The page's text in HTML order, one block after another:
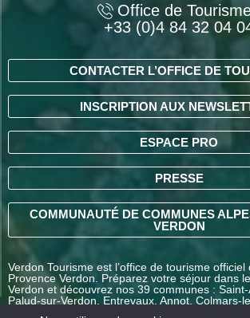
Office de
+33 (0)4 84 32 04
CONTACTER L’OFFICE DE
INSCRIPTION AUX
ESPACE PRO
PRESSE
COMMUNAUTÉ DE COMMUNES
VERDON
Verdon Tourisme est l’office de tourisme
Provence Verdon. Préparez votre séjour dans
Verdon et découvrez nos 39 communes :
Palud-sur-Verdon, Entrevaux, Annot, Colmars-